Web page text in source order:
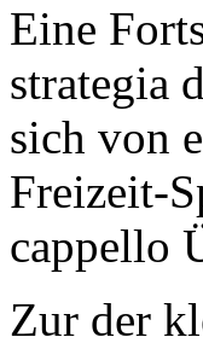
Eine
strategia
sich von
Freizeit-
cappello
Zur der